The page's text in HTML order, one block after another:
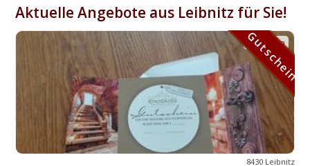
Aktuelle Angebote aus Leibnitz für Sie!
Gutschein
8430 Leibnitz
Gutschein